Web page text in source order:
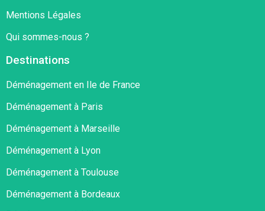
Mentions Légales
Qui sommes-nous ?
Destinations
Déménagement en Ile de France
Déménagement à Paris
Déménagement à Marseille
Déménagement à Lyon
Déménagement à Toulouse
Déménagement à Bordeaux